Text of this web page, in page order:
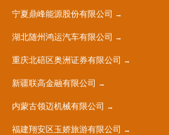
宁夏鼎峰能源股份有限公司
湖北随州鸿运汽车有限公司
重庆北碚区奥洲证券有限公司
新疆联高金融有限公司
内蒙古领迈机械有限公司
福建翔安区玉娇旅游有限公司